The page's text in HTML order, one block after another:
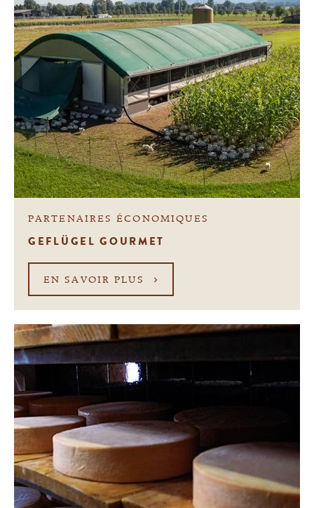
PARTENAIRES ÉCONOMIQUES
GEFLÜGEL GOURMET
EN SAVOIR PLUS